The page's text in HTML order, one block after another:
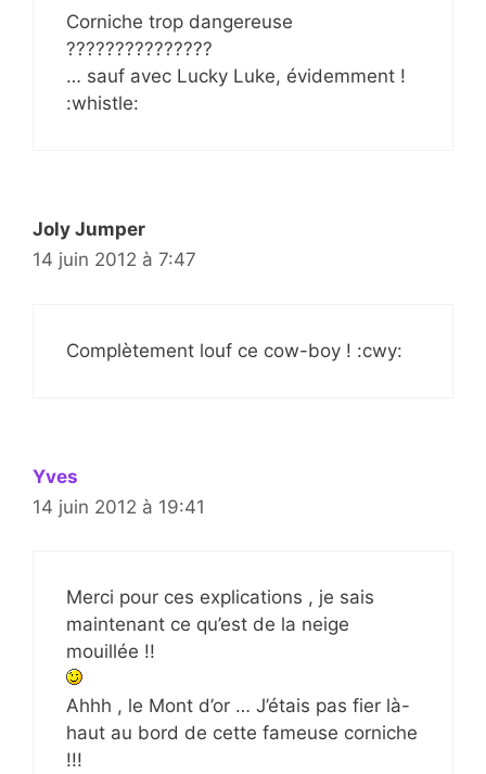
Corniche trop dangereuse
???????????????
… sauf avec Lucky Luke, évidemment !
:whistle:
Joly Jumper
14 juin 2012 à 7:47
Complètement louf ce cow-boy ! :cwy:
Yves
14 juin 2012 à 19:41
Merci pour ces explications , je sais
maintenant ce qu’est de la neige
mouillée !!
Ahhh , le Mont d’or … J’étais pas fier là-
haut au bord de cette fameuse corniche
!!!